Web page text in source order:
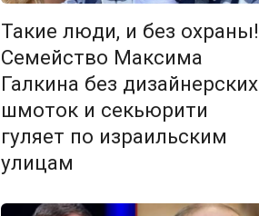
Такие люди, и без охраны!
Семейство Максима
Галкина без дизайнерских
шмоток и секьюрити
гуляет по израильским
улицам